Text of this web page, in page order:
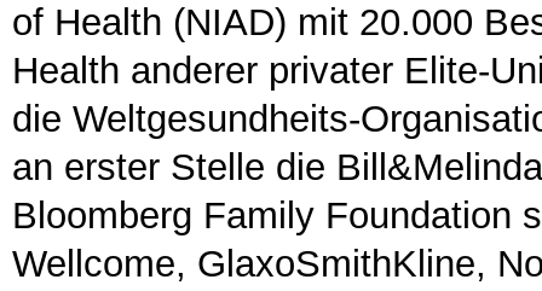
of Health (NIAD) mit 20.000
Health anderer privater Elite-
die Weltgesundheits-
an erster Stelle die
Bloomberg Family Foundation
Wellcome, GlaxoSmithKline,